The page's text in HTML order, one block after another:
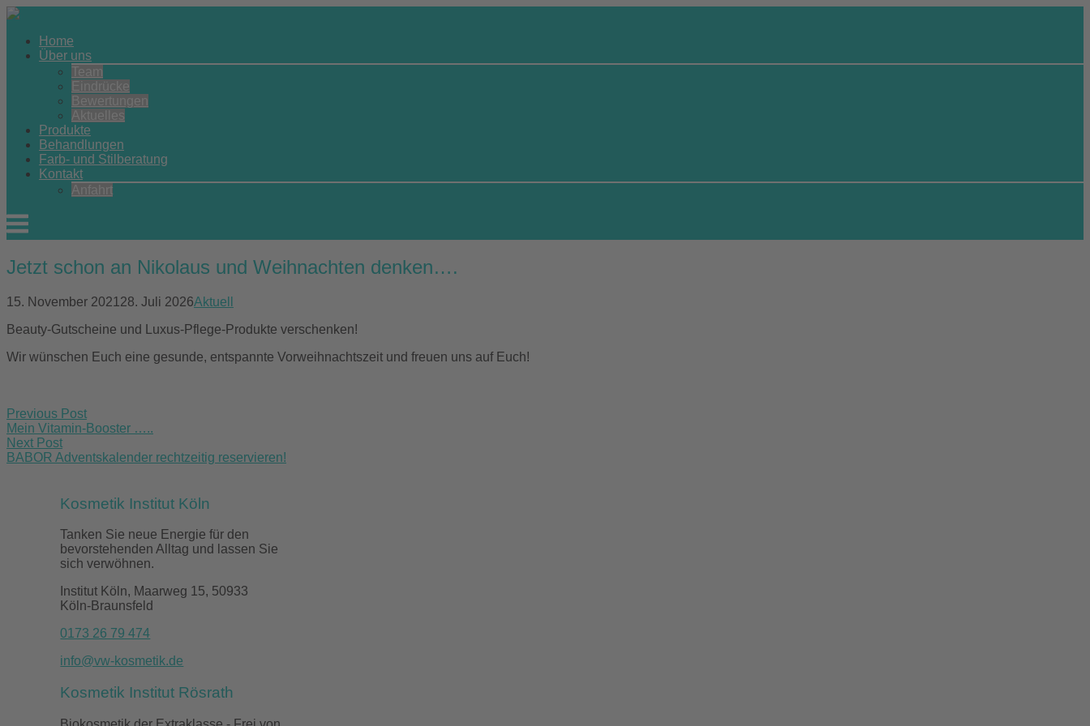
Skip
contentHome
Über uns
Produkte
Behandlungen
Farb- und Stilberatung
Kontakt
Menu
Jetzt schon an Nikolaus und Weihnachten denken….
15. November 2021 28. Juli 2026Aktuell
Beauty-Gutscheine und Luxus-Pflege-Produkte verschenken!
Wir wünschen Euch eine gesunde, entspannte Vorweihnachtszeit und freuen uns auf Euch!
navigation
Previous Post
Mein Vitamin-Booster …..
Next Post
BABOR Adventskalender rechtzeitig reservieren!
Kosmetik Institut Köln
Tanken Sie neue Energie für den
bevorstehenden Alltag und lassen Sie
sich verwöhnen.
Institut Köln, Maarweg 15, 50933
Köln-Braunsfeld
0173 26 79 474
info@vw-kosmetik.de
Kosmetik Institut Rösrath